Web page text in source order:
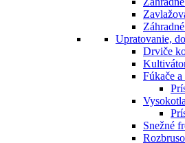
Upratovanie,
Drviče
Fúkače a
Snežné